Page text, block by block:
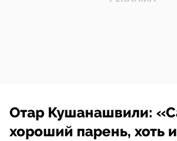
Отар Кушанашвили:
хороший парень, хоть